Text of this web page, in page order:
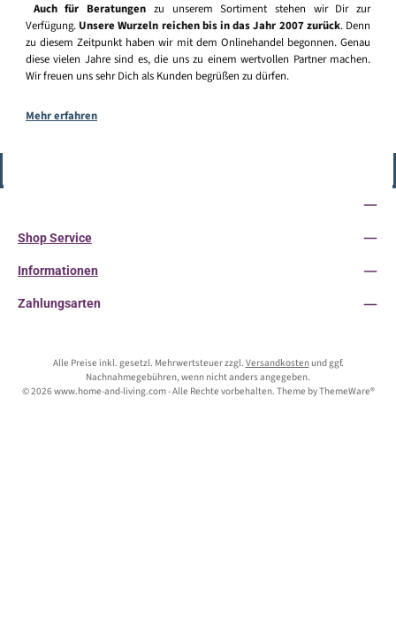
Auch für Beratungen zu unserem Sortiment stehen wir Dir zur
Verfügung. Unsere Wurzeln reichen bis in das Jahr 2007 zurück. Denn
zu diesem Zeitpunkt haben wir mit dem Onlinehandel begonnen. Genau
diese vielen Jahre sind es, die uns zu einem wertvollen Partner machen.
Wir freuen uns sehr Dich als Kunden begrüßen zu dürfen.
Mehr erfahren
Shop Service
Informationen
Zahlungsarten
Alle Preise inkl. gesetzl. Mehrwertsteuer zzgl. Versandkostenund ggf.
Nachnahmegebühren, wenn nicht anders angegeben.
© 2026 www.home-and-living.com - Alle Rechte vorbehalten. Theme byThemeWare®